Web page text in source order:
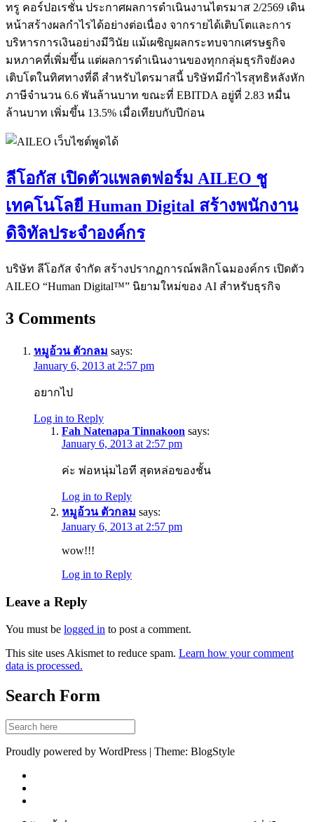
ทรู คอร์ปอเรชั่น ประกาศผลการดำเนินงานไตรมาส 2/2569 เดิน
หน้าสร้างผลกำไรได้อย่างต่อเนื่อง จากรายได้เติบโตและการ
บริหารการเงินอย่างมีวินัย แม้เผชิญผลกระทบจากเศรษฐกิจ
มหภาคที่เพิ่มขึ้น แต่ผลการดำเนินงานของทุกกลุ่มธุรกิจยังคง
เติบโตในทิศทางที่ดี สำหรับไตรมาสนี้ บริษัทมีกำไรสุทธิหลังหัก
ภาษีจำนวน 6.6 พันล้านบาท ขณะที่ EBITDA อยู่ที่ 2.83 หมื่น
ล้านบาท เพิ่มขึ้น 13.5% เมื่อเทียบกับปีก่อน
ลีโอกัส เปิดตัวแพลตฟอร์ม AILEO ชู
เทคโนโลยี Human Digital สร้างพนักงาน
ดิจิทัลประจำองค์กร
บริษัท ลีโอกัส จำกัด สร้างปรากฏการณ์พลิกโฉมองค์กร เปิดตัว
AILEO “Human Digital™” นิยามใหม่ของ AI สำหรับธุรกิจ
3 Comments
หมูอ้วน ตัวกลม says:
January 6, 2013 at 2:57 pm
อยากไป
Log in to Reply
Fah Natenapa Tinnakoon says:
January 6, 2013 at 2:57 pm
ค่ะ พ่อหนุ่มไอที สุดหล่อของชั้น
Log in to Reply
หมูอ้วน ตัวกลม says:
January 6, 2013 at 2:57 pm
wow!!!
Log in to Reply
Leave a Reply
You must be logged in to post a comment.
This site uses Akismet to reduce spam. Learn how your comment
data is processed.
Search Form
Proudly powered by WordPress | Theme: BlogStyle